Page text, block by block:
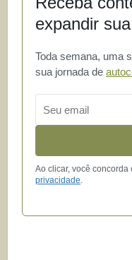
expandir
Toda semana, uma
sua jornada de
Ao clicar, você
privacidade.